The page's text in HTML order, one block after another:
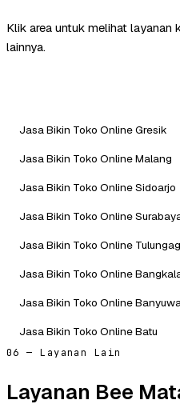
Klik area untuk melihat layanan
lainnya.
Jasa Bikin Toko Online Gresik
Jasa Bikin Toko Online Malang
Jasa Bikin Toko Online Sidoarjo
Jasa Bikin Toko Online
Jasa Bikin Toko Online
Jasa Bikin Toko Online
Jasa Bikin Toko Online
Jasa Bikin Toko Online Batu
06 — Layanan Lain
Layanan Bee